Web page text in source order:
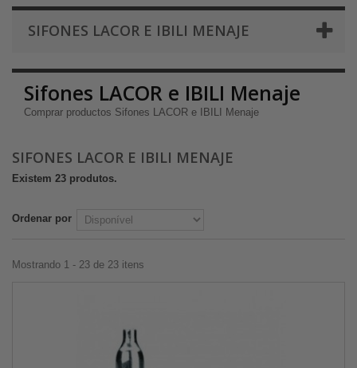
SIFONES LACOR E IBILI MENAJE
Sifones LACOR e IBILI Menaje
Comprar productos Sifones LACOR e IBILI Menaje
SIFONES LACOR E IBILI MENAJE
Existem 23 produtos.
Ordenar por
Mostrando 1 - 23 de 23 itens